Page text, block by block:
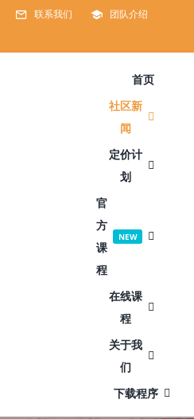
联系我们
团队介绍
首页
社区新
闻
定价计
划
官
方
课
程
NEW
在线课
程
关于我
们
下载程序